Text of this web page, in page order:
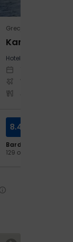
Grecja / Samos /
Kampos
Hotel:
Warszawa -
Bardzo dobry
129 opinii
8.4